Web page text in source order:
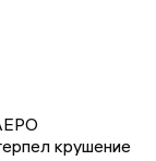
крушение